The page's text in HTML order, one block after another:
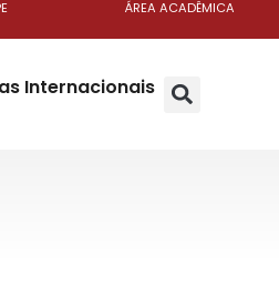
ÁREA ACADÊMICA
Internacionais